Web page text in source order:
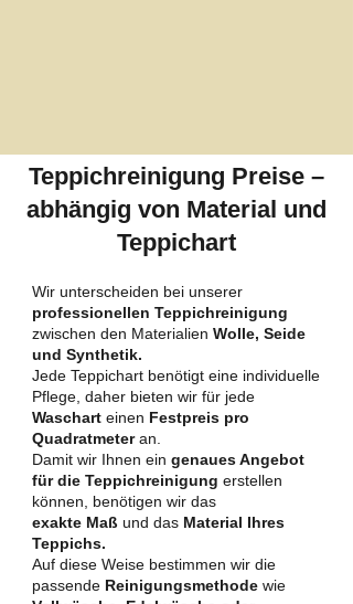
Teppichreinigung Preise –
abhängig von Material und
Teppichart
Wir unterscheiden bei unserer
professionellen Teppichreinigung
zwischen den Materialien Wolle, Seide
und Synthetik.
Jede Teppichart benötigt eine individuelle
Pflege, daher bieten wir für jede
Waschart einen Festpreis pro
Quadratmeteran.
Damit wir Ihnen ein genaues Angebot
für die Teppichreinigung erstellen
können, benötigen wir das
exakte Maß und das Material Ihres
Teppichs.
Auf diese Weise bestimmen wir die
passende Reinigungsmethode wie